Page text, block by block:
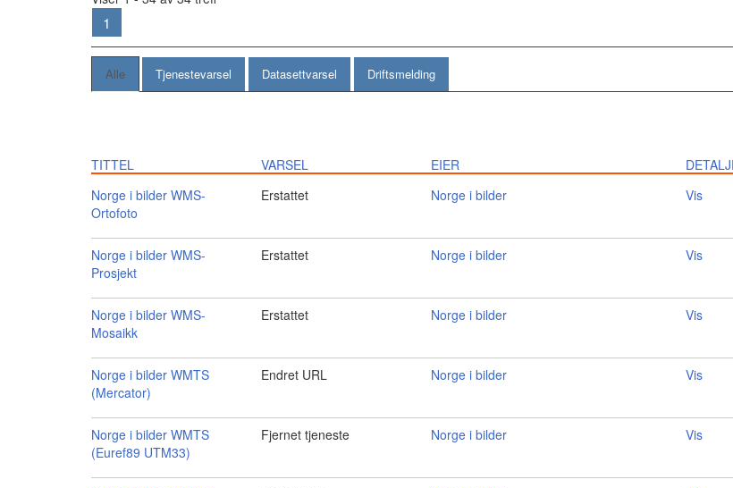
1
Alle Tjenestevarsel Datasettvarsel Driftsmelding
TITTEL VARSEL EIER
Norge i bilder WMS-
Ortofoto
Erstattet Norge i bilder Vis
Norge i bilder WMS-
Prosjekt
Erstattet Norge i bilder Vis
Norge i bilder WMS-
Mosaikk
Erstattet Norge i bilder Vis
Norge i bilder WMTS
(Mercator)
Endret URL Norge i bilder Vis
Norge i bilder WMTS
(Euref89 UTM33)
Fjernet tjeneste Norge i bilder Vis